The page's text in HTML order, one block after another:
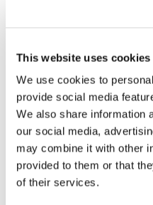
This website uses cookies
We use cookies to
provide social media
We also share information
our social media,
may combine it with other
provided to them or that
of their services.
洁系统有助于实现一致的
定的生产。
专为有效和卫生清
我们的螺旋烤箱配备集成